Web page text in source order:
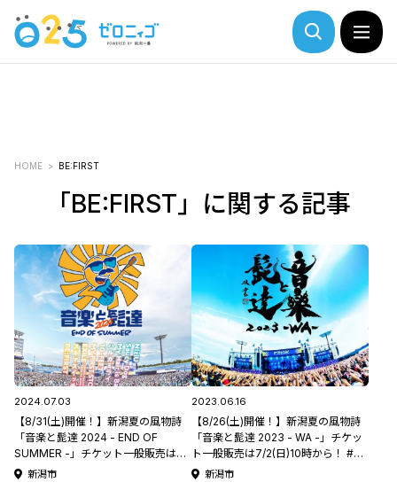
HOME BE:FIRST
「BE:FIRST」に関する記事
2024.07.03
【8/31(土)開催！】新潟夏の風物詩
「音楽と髭達 2024 - END OF
SUMMER -」チケット一般販売は
7/7(日)10時から！ #音髭
新潟市
2023.06.16
【8/26(土)開催！】新潟夏の風物詩
「音楽と髭達 2023 - WA -」チケッ
ト一般販売は7/2(日)10時から！ #音
髭 新潟市